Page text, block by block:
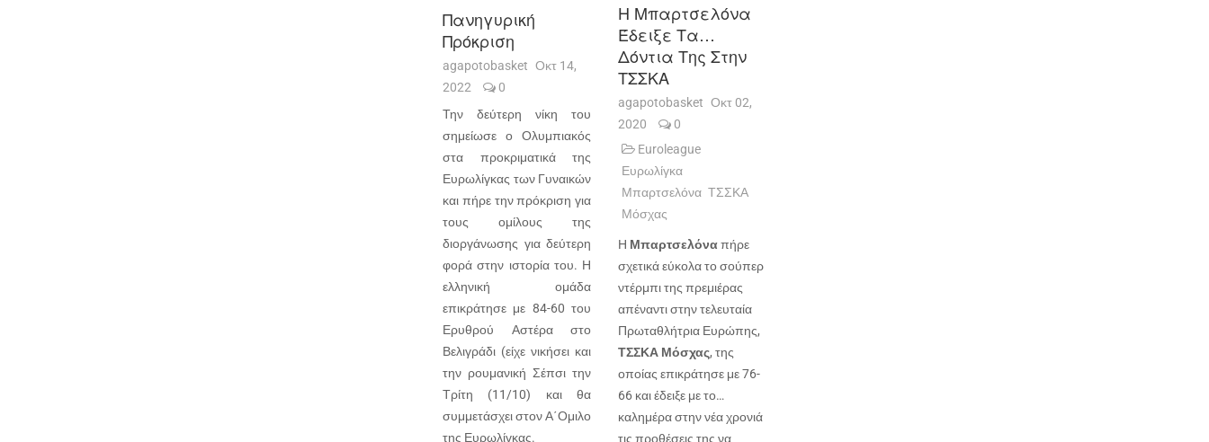
Πανηγυρική
Πρόκριση
agapotobasket Οκτ 14,
2022
0
Την δεύτερη νίκη του
σημείωσε ο Ολυμπιακός
στα προκριματικά της
Ευρωλίγκας των Γυναικών
και πήρε την πρόκριση για
τους ομίλους της
διοργάνωσης για δεύτερη
φορά στην ιστορία του. Η
ελληνική ομάδα
επικράτησε με 84-60 του
Ερυθρού Αστέρα στο
Βελιγράδι (είχε νικήσει και
την ρουμανική Σέπσι την
Τρίτη (11/10) και θα
συμμετάσχει στον Α΄Ομιλο
της Ευρωλίγκας.
Η Μπαρτσελόνα
Έδειξε Τα…
Δόντια Της Στην
ΤΣΣΚΑ
agapotobasket Οκτ 02,
2020
0
Euroleague
Ευρωλίγκα
Μπαρτσελόνα ΤΣΣΚΑ
Μόσχας
Η Μπαρτσελόναπήρε
σχετικά εύκολα το σούπερ
ντέρμπι της πρεμιέρας
απέναντι στην τελευταία
Πρωταθλήτρια Ευρώπης,
ΤΣΣΚΑ Μόσχας, της
οποίας επικράτησε με 76-
66 και έδειξε με το…
καλημέρα στην νέα χρονιά
τις προθέσεις της να